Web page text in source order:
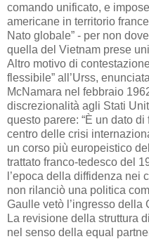
comando unificato, e
americane in territorio
Nato globale” - per non
quella del Vietnam prese
Altro motivo di
flessibile” all’Urss,
McNamara nel febbraio
discrezionalità agli Stati
questo parere: “È un dato di
centro delle crisi
un corso più europeistico
trattato franco-tedesco del
l’epoca della diffidenza nei
non rilanciò una politica
Gaulle vetò l’ingresso della
La revisione della struttura
nel senso della equal